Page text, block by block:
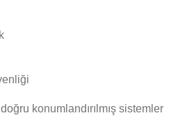
konumlandırılmış sistemler